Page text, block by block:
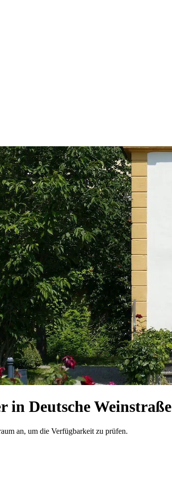
in Deutsche Weinstraße
an, um die Verfügbarkeit zu prüfen.